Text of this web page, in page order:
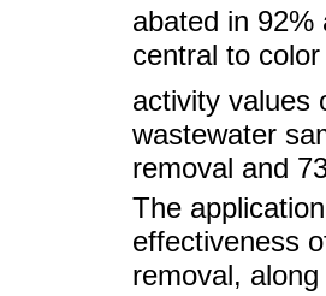
abated in 92%
central to
activity values
wastewater
removal and
The
effectiveness
removal,